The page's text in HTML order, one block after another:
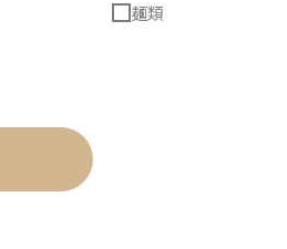
麺類